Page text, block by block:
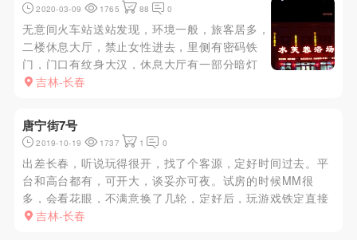
2020-03-09 1765 88 0
无意间火车站送站发现，环境一般，旅客居多，
二楼休息大厅，禁止女性进去，里侧有密码铁
门，门口有纹身大汉，休息大厅有一部分暗灯
区，技师10个左右，总评8分。会会馆手法，套
吉林-长春
唐宁街7号
2019-10-19 1737 1 0
出差长春，听说玩得很开，找了个客源，定好时间过去。平
台和高台都有，可开大，谈妥亦可夜。试房的时候MM很
多，会看花眼，不满意换了几轮，定好后，玩游戏铁定直接
先上大风车，之后就随意发挥。总结就是喝酒唱歌加开大。
吉林-长春